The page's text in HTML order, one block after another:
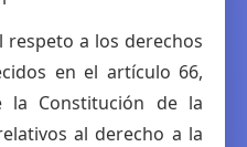
respeto a los derechos
en el artículo 66,
la Constitución de la
al derecho a la